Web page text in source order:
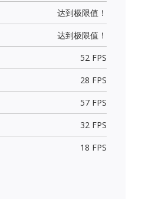
达到极限值！
达到极限值！
52 FPS
28 FPS
57 FPS
32 FPS
18 FPS